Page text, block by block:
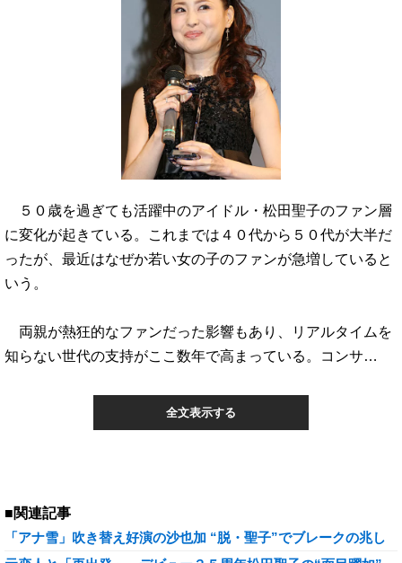
５０歳を過ぎても活躍中のアイドル・松田聖子のファン層
に変化が起きている。これまでは４０代から５０代が大半だ
ったが、最近はなぜか若い女の子のファンが急増していると
いう。
両親が熱狂的なファンだった影響もあり、リアルタイムを
知らない世代の支持がここ数年で高まっている。コンサ…
全文表示する
■関連記事
「アナ雪」吹き替え好演の沙也加 “脱・聖子”でブレークの兆し